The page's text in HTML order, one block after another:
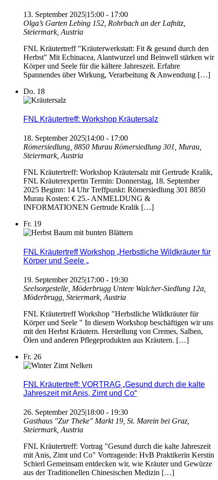
13. September 2025|15:00 - 17:00
Olga’s Garten Lebing 152, Rohrbach an der Lafnitz,
Steiermark, Austria
FNL Kräutertreff "Kräuterwerkstatt: Fit & gesund durch den
Herbst" Mit Echinacea, Alantwurzel und Beinwell stärken wir
Körper und Seele für die kältere Jahreszeit. Erfahre
Spannendes über Wirkung, Verarbeitung & Anwendung […]
Do. 18
FNL Kräutertreff: Workshop Kräutersalz
18. September 2025|14:00 - 17:00
Römersiedlung, 8850 Murau Römersiedlung 301, Murau,
Steiermark, Austria
FNL Kräutertreff: Workshop Kräutersalz mit Gertrude Kralik,
FNL Kräuterexpertin Termin: Donnerstag, 18. September
2025 Beginn: 14 Uhr Treffpunkt: Römersiedlung 301 8850
Murau Kosten: € 25.- ANMELDUNG &
INFORMATIONEN Gertrude Kralik […]
Fr. 19
FNL Kräutertreff Workshop „Herbstliche Wildkräuter für
Körper und Seele „
19. September 2025|17:00 - 19:30
Seelsorgestelle, Möderbrugg Untere Walcher-Siedlung 12a,
Möderbrugg, Steiermark, Austria
FNL Kräutertreff Workshop "Herbstliche Wildkräuter für
Körper und Seele " In diesem Workshop beschäftigen wir uns
mit den Herbst Kräutern. Herstellung von Cremes, Salben,
Ölen und anderen Pflegeprodukten aus Kräutern. […]
Fr. 26
FNL Kräutertreff: VORTRAG „Gesund durch die kalte
Jahreszeit mit Anis, Zimt und Co“
26. September 2025|18:00 - 19:30
Gasthaus "Zur Theke" Markt 19, St. Marein bei Graz,
Steiermark, Austria
FNL Kräutertreff: Vortrag "Gesund durch die kalte Jahreszeit
mit Anis, Zimt und Co" Vortragende: HvB Praktikerin Kerstin
Schierl Gemeinsam entdecken wir, wie Kräuter und Gewürze
aus der Traditionellen Chinesischen Medizin […]